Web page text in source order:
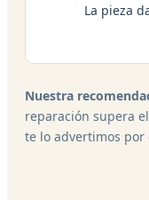
La pieza
Nuestra
reparación supera
te lo advertimos por